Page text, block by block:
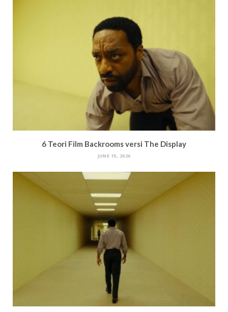
6 Teori Film Backrooms versi The Display
JUNE 15, 2026